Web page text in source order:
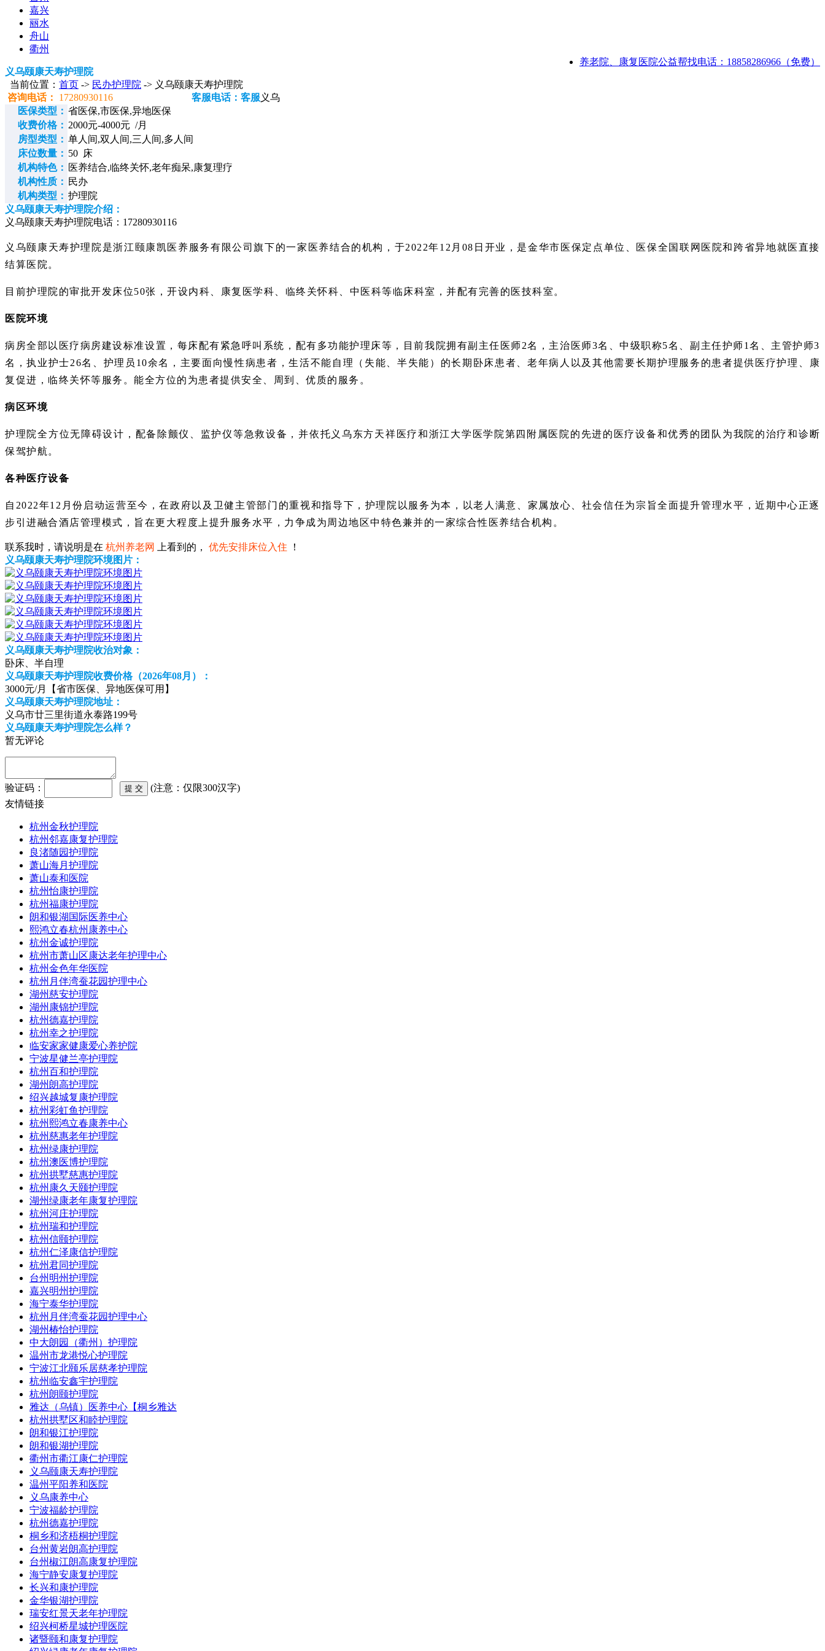
嘉兴
丽水
舟山
衢州
养老院、康复医院公益帮找电话：18858286966（免费）
义乌颐康天寿护理院
当前位置： 首页 -> 民办护理院 -> 义乌颐康天寿护理院
咨询电话：
17280930116 客服电话：客服 义乌
医保类型： 省医保,市医保,异地医保
收费价格： 2000元-4000元 /月
房型类型： 单人间,双人间,三人间,多人间
床位数量： 50 床
机构特色： 医养结合,临终关怀,老年痴呆,康复理疗
机构性质： 民办
机构类型： 护理院
义乌颐康天寿护理院介绍：
义乌颐康天寿护理院电话：17280930116
义乌颐康天寿护理院是浙江颐康凯医养服务有限公司旗下的一家医养结合的机构，于2022年12月08日开业，是金华市医保定点单位、医保全国联网医院和跨省异地就医直接
结算医院。
目前护理院的审批开发床位50张，开设内科、康复医学科、临终关怀科、中医科等临床科室，并配有完善的医技科室。
医院环境
病房全部以医疗病房建设标准设置，每床配有紧急呼叫系统，配有多功能护理床等，目前我院拥有副主任医师2名，主治医师3名、中级职称5名、副主任护师1名、主管护师3
名，执业护士26名、护理员10余名，主要面向慢性病患者，生活不能自理（失能、半失能）的长期卧床患者、老年病人以及其他需要长期护理服务的患者提供医疗护理、康
复促进，临终关怀等服务。能全方位的为患者提供安全、周到、优质的服务。
病区环境
护理院全方位无障碍设计，配备除颤仪、监护仪等急救设备，并依托义乌东方天祥医疗和浙江大学医学院第四附属医院的先进的医疗设备和优秀的团队为我院的治疗和诊断
保驾护航。
各种医疗设备
自2022年12月份启动运营至今，在政府以及卫健主管部门的重视和指导下，护理院以服务为本，以老人满意、家属放心、社会信任为宗旨全面提升管理水平，近期中心正逐
步引进融合酒店管理模式，旨在更大程度上提升服务水平，力争成为周边地区中特色兼并的一家综合性医养结合机构。
联系我时，请说明是在 杭州养老网 上看到的， 优先安排床位入住 ！
义乌颐康天寿护理院环境图片：
义乌颐康天寿护理院收治对象：
卧床、半自理
义乌颐康天寿护理院收费价格（2026年08月）：
3000元/月【省市医保、异地医保可用】
义乌颐康天寿护理院地址：
义乌市廿三里街道永泰路199号
义乌颐康天寿护理院怎么样？
暂无评论
验证码：
(注意：仅限300汉字)
友情链接
杭州金秋护理院
杭州邻嘉康复护理院
良渚随园护理院
萧山海月护理院
萧山泰和医院
杭州怡康护理院
杭州福康护理院
朗和银湖国际医养中心
熙鸿立春杭州康养中心
杭州金诚护理院
杭州市萧山区康达老年护理中心
杭州金色年华医院
杭州月伴湾蚕花园护理中心
湖州慈安护理院
湖州康锦护理院
杭州德嘉护理院
杭州幸之护理院
临安家家健康爱心养护院
宁波星健兰亭护理院
杭州百和护理院
湖州朗高护理院
绍兴越城复康护理院
杭州彩虹鱼护理院
杭州熙鸿立春康养中心
杭州慈惠老年护理院
杭州绿康护理院
杭州澳医博护理院
杭州拱墅慈惠护理院
杭州康久天颐护理院
湖州绿康老年康复护理院
杭州河庄护理院
杭州瑞和护理院
杭州信颐护理院
杭州仁泽康信护理院
杭州君同护理院
台州明州护理院
嘉兴明州护理院
海宁泰华护理院
杭州月伴湾蚕花园护理中心
湖州椿怡护理院
中大朗园（衢州）护理院
温州市龙港悦心护理院
宁波江北颐乐居慈孝护理院
杭州临安鑫宇护理院
杭州朗颐护理院
雅达（乌镇）医养中心【桐乡雅达
杭州拱墅区和睦护理院
朗和银江护理院
朗和银湖护理院
衢州市衢江康仁护理院
义乌颐康天寿护理院
温州平阳养和医院
义乌康养中心
宁波福龄护理院
杭州德嘉护理院
桐乡和济梧桐护理院
台州黄岩朗高护理院
台州椒江朗高康复护理院
海宁静安康复护理院
长兴和康护理院
金华银湖护理院
瑞安红景天老年护理院
绍兴柯桥星城护理医院
诸暨颐和康复护理院